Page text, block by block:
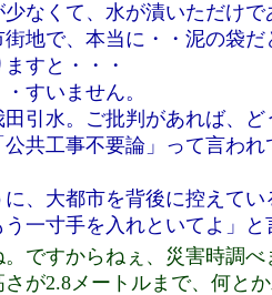
少なくて、水が漬いただけ
地で、本当に・・泥の袋
すと・・・
すいません。
田引水。ご批判があれば、
公共工事不要論」って言わ
、大都市を背後に控えて
う一寸手を入れといてよ」
。ですからねぇ、災害時調
さが2.8メートルまで、何と